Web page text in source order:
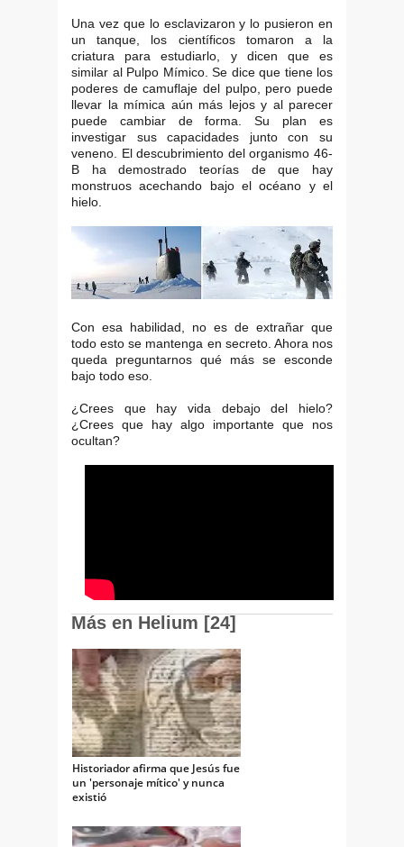
Una vez que lo esclavizaron y lo pusieron en
un tanque, los científicos tomaron a la
criatura para estudiarlo, y dicen que es
similar al Pulpo Mímico. Se dice que tiene los
poderes de camuflaje del pulpo, pero puede
llevar la mímica aún más lejos y al parecer
puede cambiar de forma. Su plan es
investigar sus capacidades junto con su
veneno. El descubrimiento del organismo 46-
B ha demostrado teorías de que hay
monstruos acechando bajo el océano y el
hielo.
Con esa habilidad, no es de extrañar que
todo esto se mantenga en secreto. Ahora nos
queda preguntarnos qué más se esconde
bajo todo eso.
¿Crees que hay vida debajo del hielo?
¿Crees que hay algo importante que nos
ocultan?
Más en Helium [24]
Historiador afirma que Jesús fue
un 'personaje mítico' y nunca
existió